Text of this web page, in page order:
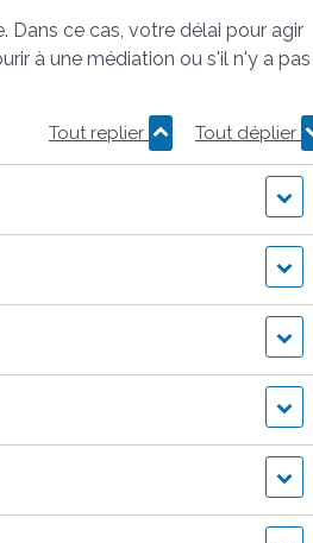
Dans ce cas, votre délai pour agir
à une médiation ou s'il n'y a pas
Tout replier Tout déplier